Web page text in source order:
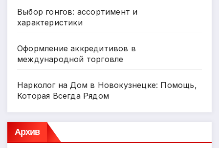
Выбор гонгов: ассортимент и
характеристики
Оформление аккредитивов в
международной торговле
Нарколог на Дом в Новокузнецке: Помощь,
Которая Всегда Рядом
Архив